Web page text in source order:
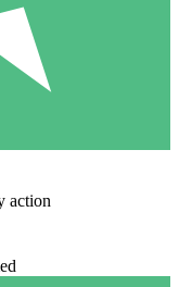
action